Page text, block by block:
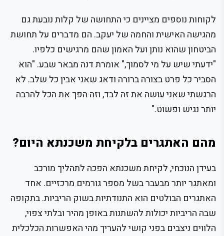
לקוחות נוספים מציינים כי התחושה של קלות נובעת גם
מהגישה האישית והחמה של יעקב. הם מדברים על תחושת
הביטחון שהוא נותן ועל האמון שהם מרגישים כלפיו.
"ידעתי שיש על מי לסמוך," אומרת דנה מבאר שבע. "הוא
הסביר כל פרט בצורה ברורה ודאג שאני אבין כל שלב. לא
הרגשתי שאני עושה את זה לבד, וזה הפך את הכל להרבה
יותר נגיש ופשוט."
מהם האתגרים בלקיחת משכנתא היום?
בעידן הנוכחי, לקיחת משכנתא הפכה לתהליך מורכב
ומאתגר יותר מבעבר בשל מספר גורמים מרכזיים. אחד
האתגרים הבולטים הוא התנודתיות בשוק הריביות. בתקופה
שבה הריביות יכולות להשתנות באופן מהיר ובלתי צפוי,
הלווים ניצבים בפני קושי להעריך מהי האפשרות הכלכלית